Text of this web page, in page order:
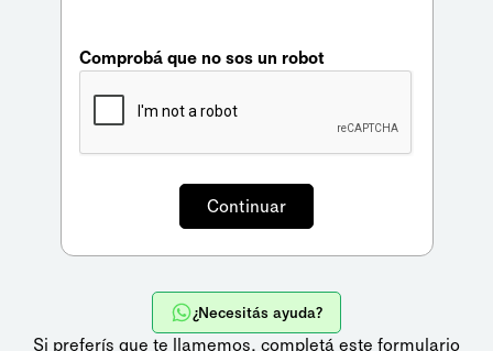
Comprobá que no sos un robot
¿Necesitás ayuda?
Si preferís que te llamemos, completá este formulario